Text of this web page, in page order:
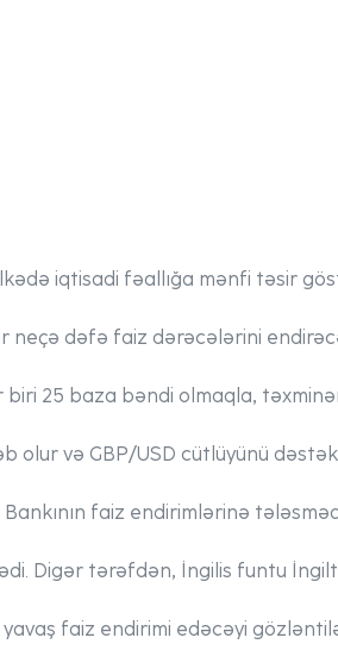
iqtisadi fəallığa mənfi təsir
neçə dəfə faiz dərəcələrini
25 baza bəndi olmaqla,
olur və GBP/USD cütlüyünü
faiz endirimlərinə
Digər tərəfdən, İngilis funtu
faiz endirimi edəcəyi